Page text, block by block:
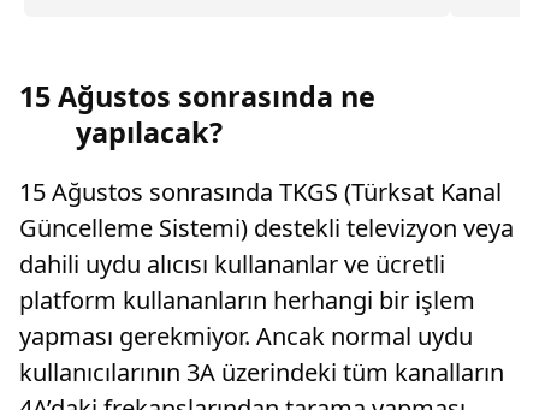
15 Ağustos sonrasında ne
yapılacak?
15 Ağustos sonrasında TKGS (Türksat Kanal
Güncelleme Sistemi) destekli televizyon veya
dahili uydu alıcısı kullananlar ve ücretli
platform kullananların herhangi bir işlem
yapması gerekmiyor. Ancak normal uydu
kullanıcılarının 3A üzerindeki tüm kanalların